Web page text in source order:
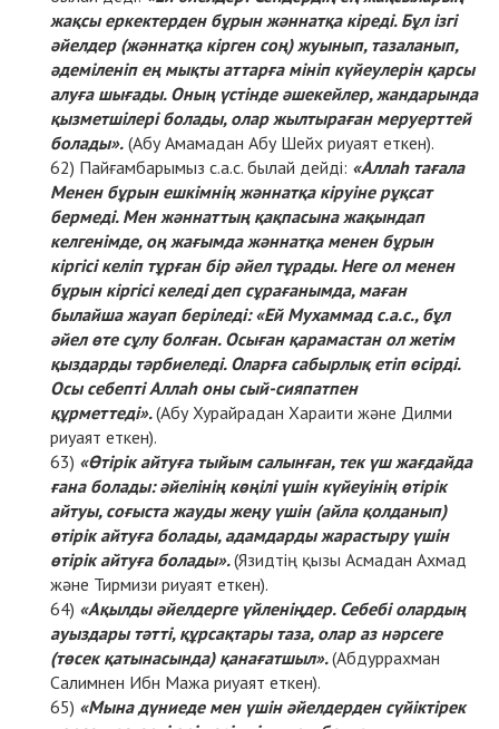
жақсы еркектерден бұрын жәннатқа кіреді. Бұл ізгі
әйелдер (жәннатқа кірген соң) жуынып, тазаланып,
әдеміленіп ең мықты аттарға мініп күйеулерін қарсы
алуға шығады. Оның үстінде әшекейлер, жандарында
қызметшілері болады, олар жылтыраған меруерттей
болады». (Абу Амамадан Абу Шейх риуаят еткен).
Пайғамбарымыз с.а.с. былай дейді: «Аллаһ тағала
Менен бұрын ешкімнің жәннатқа кіруіне рұқсат
бермеді. Мен жәннаттың қақпасына жақындап
келгенімде, оң жағымда жәннатқа менен бұрын
кіргісі келіп тұрған бір әйел тұрады. Неге ол менен
бұрын кіргісі келеді деп сұрағанымда, маған
былайша жауап беріледі: «Ей Мухаммад с.а.с., бұл
әйел өте сұлу болған. Осыған қарамастан ол жетім
қыздарды тәрбиеледі. Оларға сабырлық етіп өсірді.
Осы себепті Аллаһ оны сый-сияпатпен
құрметтеді».(Абу Хурайрадан Хараити және Дилми
риуаят еткен).
«Өтірік айтуға тыйым салынған, тек үш жағдайда
ғана болады: әйелінің көңілі үшін күйеуінің өтірік
айтуы, соғыста жауды жеңу үшін (айла қолданып)
өтірік айтуға болады, адамдарды жарастыру үшін
өтірік айтуға болады».(Язидтің қызы Асмадан Ахмад
және Тирмизи риуаят еткен).
«Ақылды әйелдерге үйленіңдер. Себебі олардың
ауыздары тәтті, құрсақтары таза, олар аз нәрсеге
(төсек қатынасында) қанағатшыл».(Абдуррахман
Салимнен Ибн Мажа риуаят еткен).
«Мына дүниеде мен үшін әйелдерден сүйіктірек